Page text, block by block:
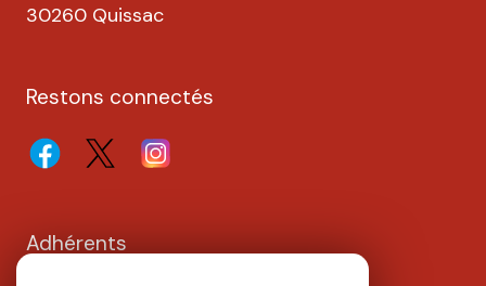
30260 Quissac
Restons connectés
Adhérents